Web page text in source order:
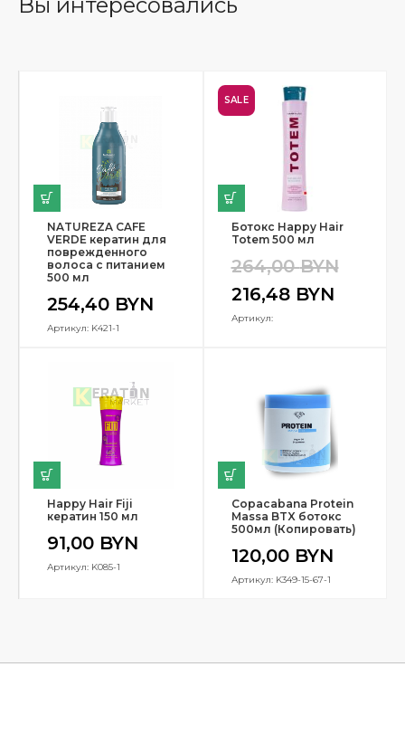
NATUREZA CAFE
VERDE кератин для
поврежденного
волоса с питанием
500 мл
254,40 BYN
Артикул: K421-1
SALE
Ботокс Happy Hair
Totem 500 мл
264,00BYN
216,48 BYN
Артикул:
Happy Hair Fiji
кератин 150 мл
91,00 BYN
Артикул: K085-1
Copacabana Protein
Massa BTX ботокс
500мл (Копировать)
120,00 BYN
Артикул: K349-15-67-1